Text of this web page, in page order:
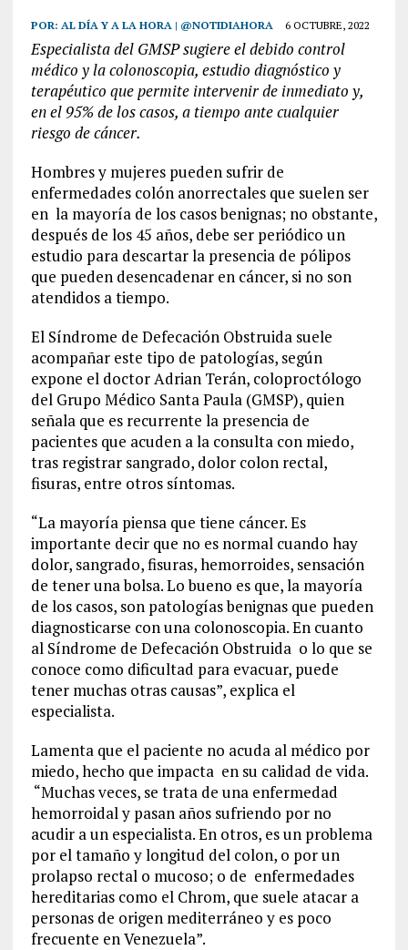
POR: AL DÍA Y A LA HORA | @NOTIDIAHORA 6 OCTUBRE, 2022
Especialista del GMSP sugiere el debido control
médico y la colonoscopia, estudio diagnóstico y
terapéutico que permite intervenir de inmediato y,
en el 95% de los casos, a tiempo ante cualquier
riesgo de cáncer.
Hombres y mujeres pueden sufrir de
enfermedades colón anorrectales que suelen ser
en la mayoría de los casos benignas; no obstante,
después de los 45 años, debe ser periódico un
estudio para descartar la presencia de pólipos
que pueden desencadenar en cáncer, si no son
atendidos a tiempo.
El Síndrome de Defecación Obstruida suele
acompañar este tipo de patologías, según
expone el doctor Adrian Terán, coloproctólogo
del Grupo Médico Santa Paula (GMSP), quien
señala que es recurrente la presencia de
pacientes que acuden a la consulta con miedo,
tras registrar sangrado, dolor colon rectal,
fisuras, entre otros síntomas.
“La mayoría piensa que tiene cáncer. Es
importante decir que no es normal cuando hay
dolor, sangrado, fisuras, hemorroides, sensación
de tener una bolsa. Lo bueno es que, la mayoría
de los casos, son patologías benignas que pueden
diagnosticarse con una colonoscopia. En cuanto
al Síndrome de Defecación Obstruida o lo que se
conoce como dificultad para evacuar, puede
tener muchas otras causas”, explica el
especialista.
Lamenta que el paciente no acuda al médico por
miedo, hecho que impacta en su calidad de vida.
“Muchas veces, se trata de una enfermedad
hemorroidal y pasan años sufriendo por no
acudir a un especialista. En otros, es un problema
por el tamaño y longitud del colon, o por un
prolapso rectal o mucoso; o de enfermedades
hereditarias como el Chrom, que suele atacar a
personas de origen mediterráneo y es poco
frecuente en Venezuela”.